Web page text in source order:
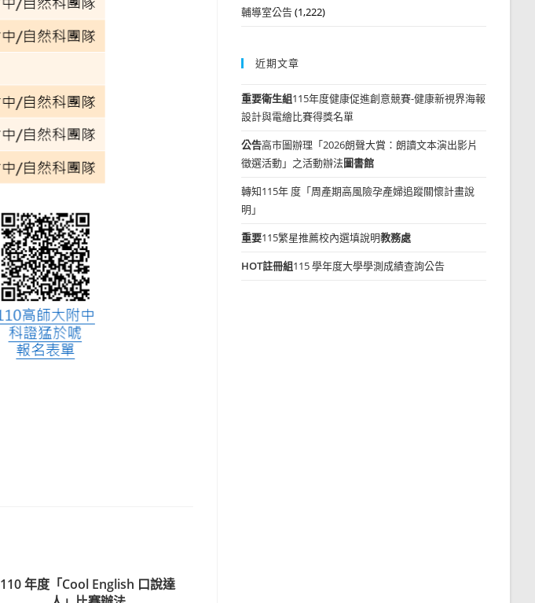
110 年度「Cool English 口說達
輔導室公告(1,222)
近期文章
重要衛生組115年度健康促進創意競賽-健康新視界海報
設計與電繪比賽得獎名單
公告高市圖辦理「2026朗聲大賞：朗讀文本演出影片
徵選活動」之活動辦法圖書館
轉知115年 度「周產期高風險孕產婦追蹤關懷計畫說
明」
重要115繁星推薦校內選填說明教務處
HOT註冊組115 學年度大學學測成績查詢公告